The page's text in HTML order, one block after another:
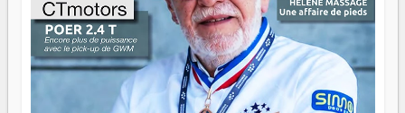
Il faut juste s'assurer que tout le monde rame dans le
même sens.